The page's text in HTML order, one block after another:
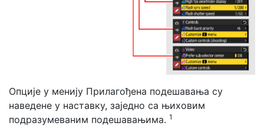
Опције у менију Прилагођена подешавања су
наведене у наставку, заједно са њиховим
подразумеваним подешавањима. 1